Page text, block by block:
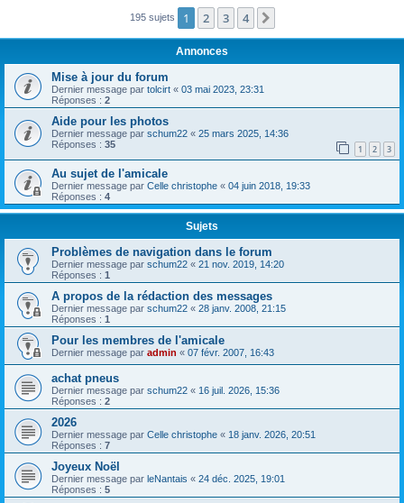
195 sujets 1 2 3 4
Annonces
Mise à jour du forum
Dernier message par tolcirt « 03 mai 2023, 23:31
Réponses : 2
Aide pour les photos
Dernier message par schum22 « 25 mars 2025, 14:36
Réponses : 35 1 2 3
Au sujet de l'amicale
Dernier message par Celle christophe « 04 juin 2018, 19:33
Réponses : 4
Sujets
Problèmes de navigation dans le forum
Dernier message par schum22 « 21 nov. 2019, 14:20
Réponses : 1
A propos de la rédaction des messages
Dernier message par schum22 « 28 janv. 2008, 21:15
Réponses : 1
Pour les membres de l'amicale
Dernier message par admin « 07 févr. 2007, 16:43
achat pneus
Dernier message par schum22 « 16 juil. 2026, 15:36
Réponses : 2
2026
Dernier message par Celle christophe « 18 janv. 2026, 20:51
Réponses : 7
Joyeux Noël
Dernier message par leNantais « 24 déc. 2025, 19:01
Réponses : 5